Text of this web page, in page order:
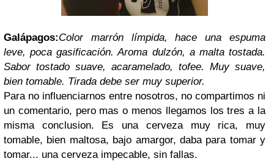
Galápagos:Color marrón límpida, hace una espuma
leve, poca gasificación. Aroma dulzón, a malta tostada.
Sabor tostado suave, acaramelado, tofee. Muy suave,
bien tomable. Tirada debe ser muy superior.
Para no influenciarnos entre nosotros, no compartimos ni
un comentario, pero mas o menos llegamos los tres a la
misma conclusion. Es una cerveza muy rica, muy
tomable, bien maltosa, bajo amargor, daba para tomar y
tomar... una cerveza impecable, sin fallas.